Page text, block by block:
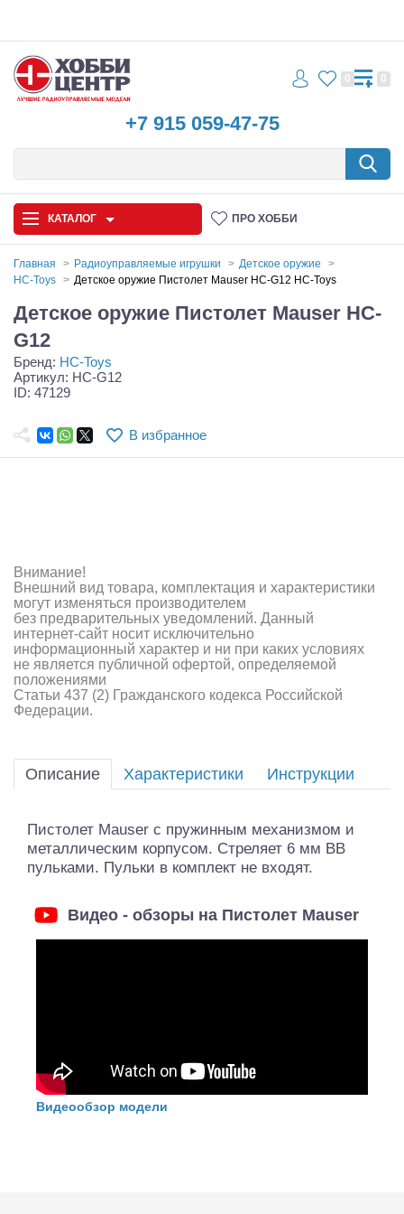
+7 915 059-47-75
0 0
КАТАЛОГ ПРО ХОББИ
Запчасти и аксессуары
Игрушки
Аппаратура и электроника
Аккумуляторы и батарейки
Зарядные устройства и блоки питания
Двигатели
Технические жидкости
Оптовая продажа запчастей для моделей
Главная Радиоуправляемые игрушки
Детское оружие
HC-Toys
Детское оружие Пистолет Mauser HC-G12 HC-Toys
Детское оружие Пистолет Mauser HC-
G12
Бренд: HC-Toys
Артикул: HC-G12
ID: 47129
В избранное
Внимание!
Внешний вид товара, комплектация и характеристики
могут изменяться производителем
без предварительных уведомлений. Данный
интернет-сайт носит исключительно
информационный характер и ни при каких условиях
не является публичной офертой, определяемой
положениями
Статьи 437 (2) Гражданского кодекса Российской
Федерации.
Описание Характеристики Инструкции
Пистолет Mauser с пружинным механизмом и
металлическим корпусом. Стреляет 6 мм BB
пульками. Пульки в комплект не входят.
Видео - обзоры на Пистолет Mauser
Видеообзор модели